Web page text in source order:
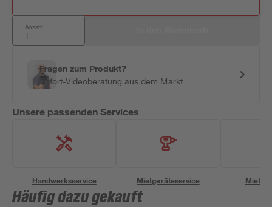
Anzahl:
Fragen zum Produkt?
Sofort-Videoberatung aus dem Markt
Unsere passenden Services
Handwerksservice Mietgeräteservice
Häufig dazu gekauft